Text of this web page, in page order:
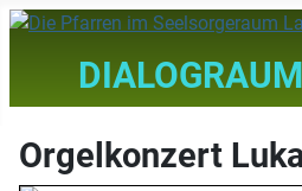
Orgelkonzert